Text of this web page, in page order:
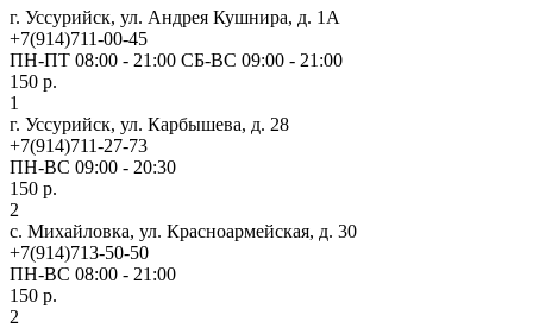
г. Уссурийск, ул. Андрея Кушнира, д. 1А
+7(914)711-00-45
ПН-ПТ 08:00 - 21:00 СБ-ВС 09:00 - 21:00
150 р.
1
г. Уссурийск, ул. Карбышева, д. 28
+7(914)711-27-73
ПН-ВС 09:00 - 20:30
150 р.
2
с. Михайловка, ул. Красноармейская, д. 30
+7(914)713-50-50
ПН-ВС 08:00 - 21:00
150 р.
2